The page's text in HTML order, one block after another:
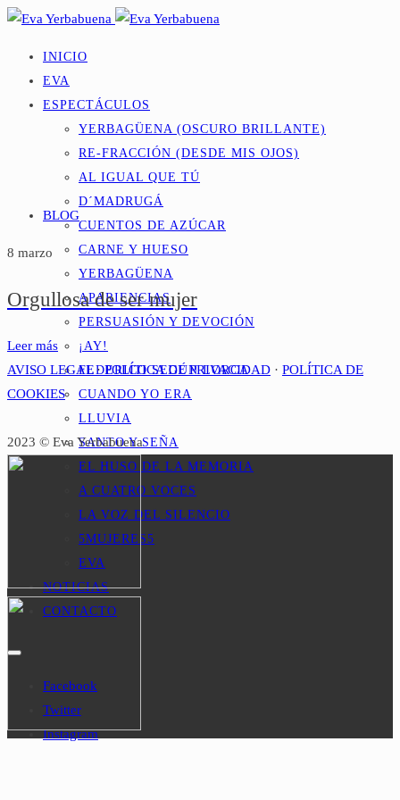
INICIO
EVA
ESPECTÁCULOS
YERBAGÜENA (OSCURO BRILLANTE)
RE-FRACCIÓN (DESDE MIS OJOS)
AL IGUAL QUE TÚ
D´MADRUGÁ
CUENTOS DE AZÚCAR
CARNE Y HUESO
YERBAGÜENA
APARIENCIAS
PERSUASIÓN Y DEVOCIÓN
¡AY!
FEDERICO SEGÚN LORCA
CUANDO YO ERA
LLUVIA
SANTO Y SEÑA
EL HUSO DE LA MEMORIA
A CUATRO VOCES
LA VOZ DEL SILENCIO
5MUJERES5
EVA
NOTICIAS
CONTACTO
Facebook
Twitter
Instagram
BLOG
8 marzo
Orgullosa de ser mujer
Leer más
AVISO LEGAL·POLÍTICA DE PRIVACIDAD · POLÍTICA DE
COOKIES
2023 © Eva Yerbabuena